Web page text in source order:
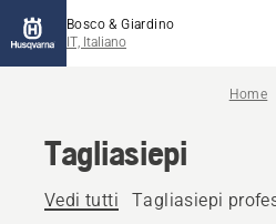
Bosco & Giardino
IT, Italiano
Home
Tagliasiepi
Vedi tutti Tagliasiepi